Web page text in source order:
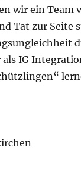
wir ein Team
Tat zur Seite
IG